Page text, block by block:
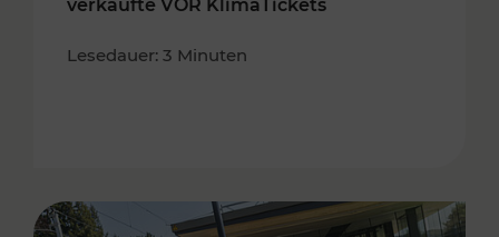
verkaufte VOR KlimaTickets
Lesedauer: 3 Minuten